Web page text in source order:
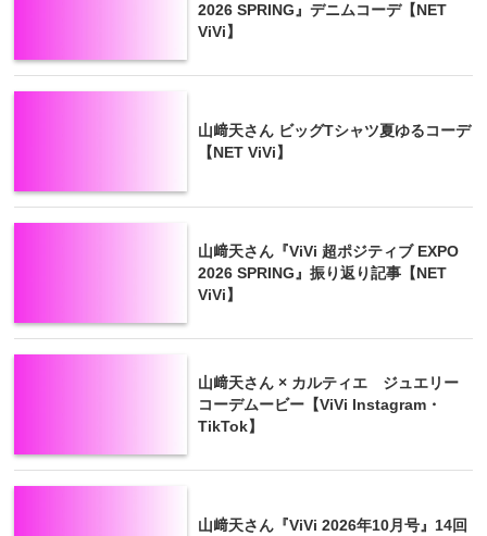
2026 SPRING』デニムコーデ【NET
ViVi】
山﨑天さん ビッグTシャツ夏ゆるコーデ
【NET ViVi】
山﨑天さん『ViVi 超ポジティブ EXPO
2026 SPRING』振り返り記事【NET
ViVi】
山﨑天さん × カルティエ ジュエリー
コーデムービー【ViVi Instagram・
TikTok】
山﨑天さん『ViVi 2026年10月号』14回